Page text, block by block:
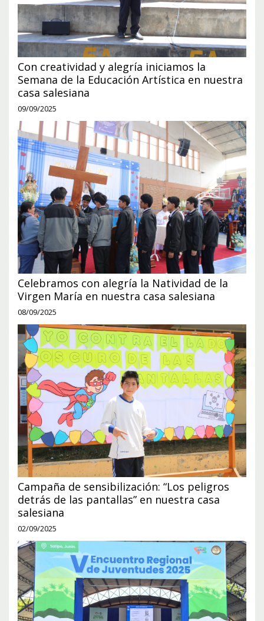
Con creatividad y alegría iniciamos la
Semana de la Educación Artística en nuestra
casa salesiana
09/09/2025
Celebramos con alegría la Natividad de la
Virgen María en nuestra casa salesiana
08/09/2025
Campaña de sensibilización: “Los peligros
detrás de las pantallas” en nuestra casa
salesiana
02/09/2025